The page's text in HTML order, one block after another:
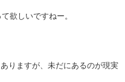
欲しいですねー。
りますが、未だにあるのが現実